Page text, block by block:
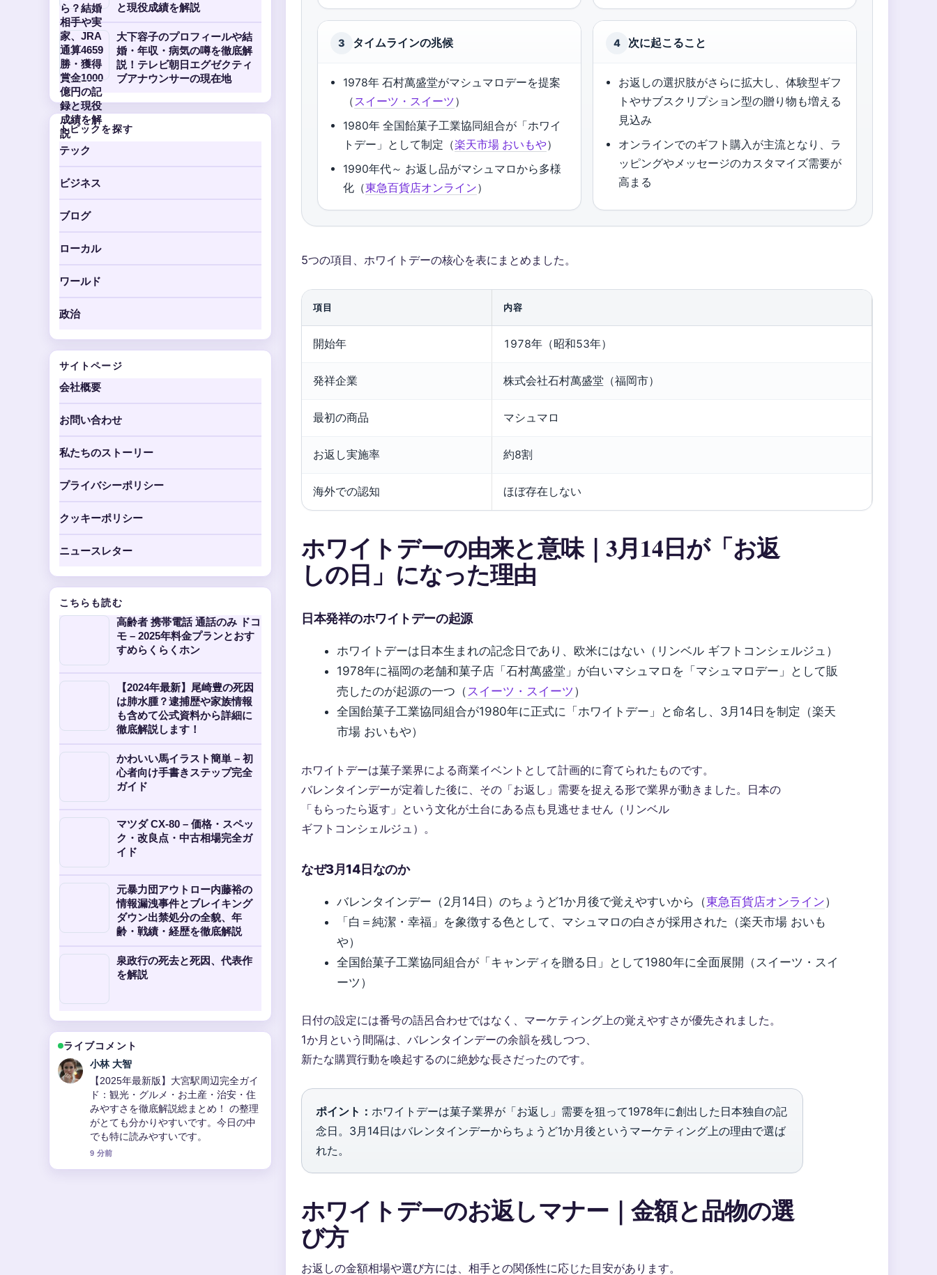
3 タイムラインの兆候
1978年 石村萬盛堂がマシュマロデーを提案
（スイーツ・スイーツ）
1980年 全国飴菓子工業協同組合が「ホワイ
トデー」として制定（楽天市場 おいもや）
1990年代～ お返し品がマシュマロから多様
化（東急百貨店オンライン）
4 次に起こること
お返しの選択肢がさらに拡大し、体験型ギフ
トやサブスクリプション型の贈り物も増える
見込み
オンラインでのギフト購入が主流となり、ラ
ッピングやメッセージのカスタマイズ需要が
高まる
5つの項目、ホワイトデーの核心を表にまとめました。
項目 内容
開始年 1978年（昭和53年）
発祥企業 株式会社石村萬盛堂（福岡市）
最初の商品 マシュマロ
お返し実施率 約8割
海外での認知 ほぼ存在しない
ホワイトデーの由来と意味｜3月14日が「お返
しの日」になった理由
日本発祥のホワイトデーの起源
ホワイトデーは日本生まれの記念日であり、欧米にはない（リンベル ギフトコンシェルジュ）
1978年に福岡の老舗和菓子店「石村萬盛堂」が白いマシュマロを「マシュマロデー」として販
売したのが起源の一つ（スイーツ・スイーツ ）
全国飴菓子工業協同組合が1980年に正式に「ホワイトデー」と命名し、3月14日を制定（楽天
市場 おいもや）
ホワイトデーは菓子業界による商業イベントとして計画的に育てられたものです。
バレンタインデーが定着した後に、その「お返し」需要を捉える形で業界が動きました。日本の
「もらったら返す」という文化が土台にある点も見逃せません（リンベル
ギフトコンシェルジュ）。
なぜ3月14日なのか
バレンタインデー（2月14日）のちょうど1か月後で覚えやすいから（東急百貨店オンライン）
「白＝純潔・幸福」を象徴する色として、マシュマロの白さが採用された（楽天市場 おいも
や）
全国飴菓子工業協同組合が「キャンディを贈る日」として1980年に全面展開（スイーツ・スイ
ーツ）
日付の設定には番号の語呂合わせではなく、マーケティング上の覚えやすさが優先されました。
1か月という間隔は、バレンタインデーの余韻を残しつつ、
新たな購買行動を喚起するのに絶妙な長さだったのです。
ポイント： ホワイトデーは菓子業界が「お返し」需要を狙って1978年に創出した日本独自の記
念日。3月14日はバレンタインデーからちょうど1か月後というマーケティング上の理由で選ば
れた。
ホワイトデーのお返しマナー｜金額と品物の選
び方
お返しの金額相場や選び方には、相手との関係性に応じた目安があります。
と現役成績を解説
大下容子のプロフィールや結
婚・年収・病気の噂を徹底解
説！テレビ朝日エグゼクティ
ブアナウンサーの現在地
トピックを探す
テック
ビジネス
ブログ
ローカル
ワールド
政治
サイトページ
会社概要
お問い合わせ
私たちのストーリー
プライバシーポリシー
クッキーポリシー
ニュースレター
こちらも読む
高齢者 携帯電話 通話のみ ドコ
モ – 2025年料金プランとおす
すめらくらくホン
【2024年最新】尾崎豊の死因
は肺水腫？逮捕歴や家族情報
も含めて公式資料から詳細に
徹底解説します！
かわいい馬イラスト簡単 – 初
心者向け手書きステップ完全
ガイド
マツダ CX-80 – 価格・スペッ
ク・改良点・中古相場完全ガ
イド
元暴力団アウトロー内藤裕の
情報漏洩事件とブレイキング
ダウン出禁処分の全貌、年
齢・戦績・経歴を徹底解説
泉政行の死去と死因、代表作
を解説
ライブコメント
小林 大智
【2025年最新版】大宮駅周辺完全ガイ
ド：観光・グルメ・お土産・治安・住
みやすさを徹底解説総まとめ！ の整理
がとても分かりやすいです。今日の中
でも特に読みやすいです。
9 分前